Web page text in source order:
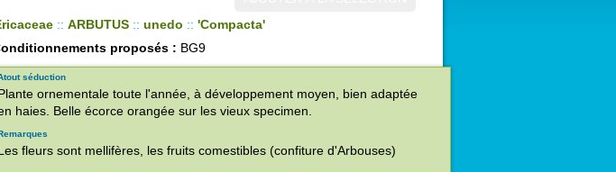
:: ARBUTUS :: unedo :: 'Compacta'
proposés : BG9
séduction
ornementale toute l'année, à développement moyen, bien adaptée
haies. Belle écorce orangée sur les vieux specimen.
fleurs sont mellifères, les fruits comestibles (confiture d'Arbouses)